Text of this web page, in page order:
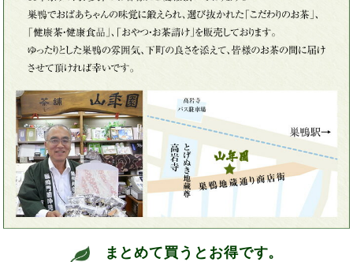
まとめて買うとお得です。